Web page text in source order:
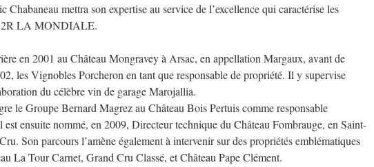
Chabaneau mettra son expertise au service de l’excellence qui caractérise les
LA MONDIALE.
en 2001 au Château Mongravey à Arsac, en appellation Margaux, avant de
les Vignobles Porcheron en tant que responsable de propriété. Il y supervise
du célèbre vin de garage Marojallia.
le Groupe Bernard Magrez au Château Bois Pertuis comme responsable
est ensuite nommé, en 2009, Directeur technique du Château Fombrauge, en Saint-
Son parcours l’amène également à intervenir sur des propriétés emblématiques
La Tour Carnet, Grand Cru Classé, et Château Pape Clément.